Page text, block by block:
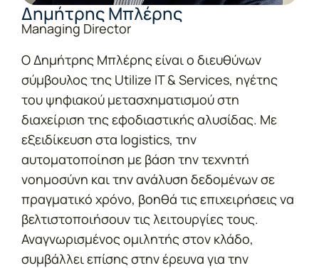
Δημήτρης Μπλέρης
Managing Director
Ο Δημήτρης Μπλέρης είναι ο διευθύνων
σύμβουλος της Utilize IT & Services, ηγέτης
του ψηφιακού μετασχηματισμού στη
διαχείριση της εφοδιαστικής αλυσίδας. Με
εξειδίκευση στα logistics, την
αυτοματοποίηση με βάση την τεχνητή
νοημοσύνη και την ανάλυση δεδομένων σε
πραγματικό χρόνο, βοηθά τις επιχειρήσεις να
βελτιστοποιήσουν τις λειτουργίες τους.
Αναγνωρισμένος ομιλητής στον κλάδο,
συμβάλλει επίσης στην έρευνα για την